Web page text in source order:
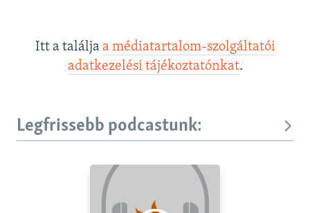
Itt a találja a médiatartalom-szolgáltatói
adatkezelési tájékoztatónkat.
Legfrissebb podcastunk: